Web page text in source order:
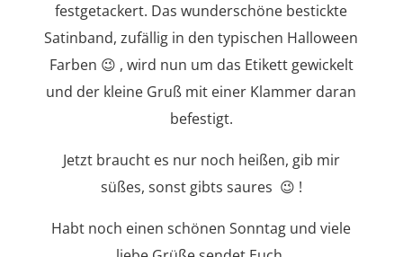
festgetackert. Das wunderschöne bestickte
Satinband, zufällig in den typischen Halloween
Farben 😉 , wird nun um das Etikett gewickelt
und der kleine Gruß mit einer Klammer daran
befestigt.
Jetzt braucht es nur noch heißen, gib mir
süßes, sonst gibts saures 😉 !
Habt noch einen schönen Sonntag und viele